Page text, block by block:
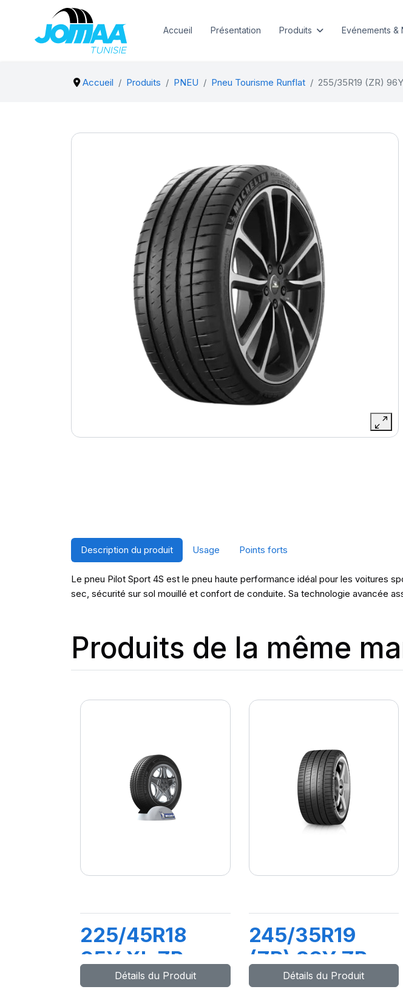
Accueil Présentation Produits Evénements &
Accueil Produits PNEU Pneu Tourisme Runflat 255/35R19 (ZR)
Description du produit Usage Points forts
Le pneu Pilot Sport 4S est le pneu haute performance idéal pour les voitures
sec, sécurité sur sol mouillé et confort de conduite. Sa technologie avancée
Produits de la même
225/45R18
95Y XL ZP
PRIMACY3
Détails du Produit
245/35R19
(ZR) 89Y ZP
PILOT SUP
Détails du Produit